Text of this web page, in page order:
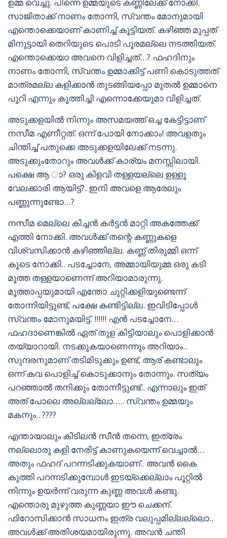
സാജിതാക്ക് നാണം തോന്നി, സ്വന്തം മോനുമായി
എന്തൊക്കെയാണ് കാണിച്ച് കൂട്ടിയത്. കഴിഞ്ഞ മുപ്പത്
മിനുട്ടായി തെറിയുടെ പൊടി പൂരമല്ലെ നടത്തിയത്.
എന്തൊക്കെയാ അവനെ വിളിച്ചത്…? ഫഹദിനും
നാണം തോന്നി, സ്വന്തം ഉമ്മാക്കിട്ട് പണി കൊടുത്തത്
മാത്രമല്ല കളിക്കാൻ തുടങ്ങിയപ്പോ മുതൽ ഉമ്മാനെ
പൂറി എന്നും കൂത്തിച്ചി എന്നൊക്കേയുമാ വിളിച്ചത്.
അടുക്കളയിൽ നിന്നും അസമയത്ത് ഒച്ച കേട്ടിട്ടാണ്
നസീമ എണീറ്റത്. ഒന്ന് പോയി നോക്കാം! അവളതും
ചിന്തിച്ച് പതുക്കെ അടുക്കളയിലേക്ക് നടന്നു.
അടുക്കുംതോറും അവൾക്ക് കാര്യം മനസ്സിലായി.
പക്ഷെ ആ ാ? ഒരു കിളവി തള്ളയല്ലെ ഉള്ളൂ
വേലക്കാരി ആയിട്ട്?. ഇനി അവളെ ആരേലും
പണ്ണുന്നുണ്ടോ…?
നസീമ മെല്ലെ കിച്ചൻ കർട്ടൻ മാറ്റി അകത്തേക്ക്
എത്തി നോക്കി. അവൾക്ക് തന്റെ കണ്ണുകളെ
വിശ്വസിക്കാൻ കഴിഞ്ഞില്ല. കണ്ണ് തിരുമ്മി ഒന്ന്
കൂടെ നോക്കി.. പടച്ചോനേ, അമ്മായിയുമ്മ ഒരു കടി
മൂത്ത തള്ളയാണെന്ന് അറിയാമാരുന്നു.
മൂത്താപ്പയുമായി എന്തോ ചുറ്റിക്കളിയുണ്ടെന്ന്
തോന്നിയിട്ടുണ്ട്, പക്ഷേ കണ്ടിട്ടില്ല. ഇവിടിപ്പോൾ
സ്വന്തം മോനുമയിട്ട്. !!!!!! എൻ പടച്ചോനേ…
ഫഹദാണെങ്കിൽ ഏത് തുള കിട്ടിയാലും പൊളിക്കാൻ
തയ്യാറായി. നടക്കുകയാണെന്നും അറിയാം..
സുന്ദരനുമാണ് തടിമിടുക്കും ഉണ്ട്, ആര് കണ്ടാലും
ഒന്ന് കവ പൊളിച്ച് കൊടുക്കാനും തോന്നും. സത്യം
പറഞ്ഞാൽ തനിക്കും തോന്നീട്ടുണ്ട്.. എന്നാലും ഇത്
അത് പോലെ അല്ലല്ലോ….. സ്വന്തം ഉമ്മയും
മകനും.. ????
എന്തായാലും കിടിലൻ സീൻ തന്നെ, ഇത്രേം
നല്ലൊരു കളി നേരിട്ട് കാണുകയെന്ന് വെച്ചാൽ…
അതും ഫഹദ് പറന്നടിക്കുകയാണ്.. അവൻ കൈ
കുത്തി പറന്നടിക്കുമ്പോൾ ഇടയ്ക്കെല്ലാം പൂറ്റിൽ
നിന്നും ഉയർന്ന് വരുന്ന കുണ്ണ അവൾ കണ്ടു.
എന്തൊരു മുഴുത്ത കുണ്ണയാ ഈ ചെക്കന്.
ഫിറോസിക്കാൻ സാധനം ഇത്ര വലുപ്പമില്ലല്ലൊ..
അവൾക്ക് അതിശയമായിരുന്നു. അവൻ ചന്തി